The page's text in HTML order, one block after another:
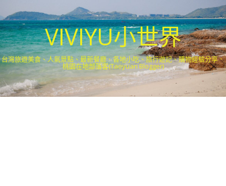
VIVIYU小世界
台灣旅遊美食、人氣景點、最新餐廳、各地小吃、旅行遊記、購物經驗分享．
桃園在地部落客(Taoyuan Blogger)